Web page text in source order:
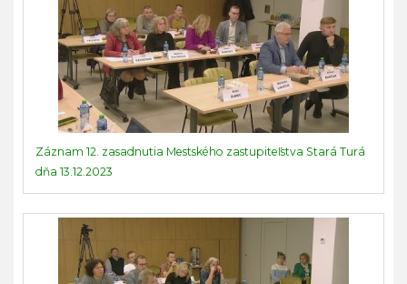
Záznam 12. zasadnutia Mestského zastupiteľstva Stará Turá
dňa 13.12.2023